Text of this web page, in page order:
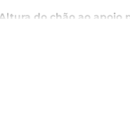
Altura do chão ao apoio